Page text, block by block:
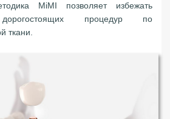
MiMI позволяет избежать
дорогостоящих процедур по
ткани.